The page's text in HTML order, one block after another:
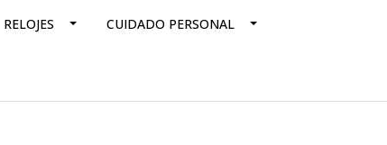
RELOJES CUIDADO PERSONAL